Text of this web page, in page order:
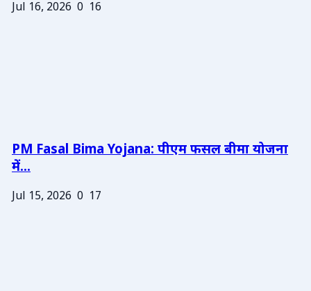
Jul 16, 2026 0 16
PM Fasal Bima Yojana: पीएम फसल बीमा योजना
में...
Jul 15, 2026 0 17